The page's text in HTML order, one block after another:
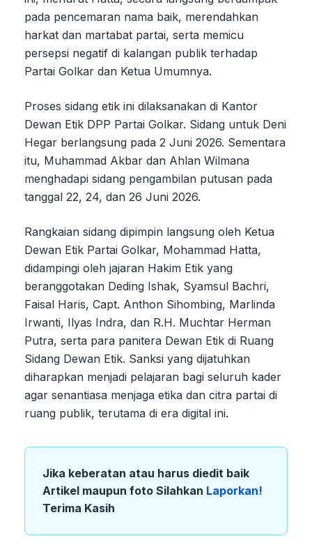
pada pencemaran nama baik, merendahkan
harkat dan martabat partai, serta memicu
persepsi negatif di kalangan publik terhadap
Partai Golkar dan Ketua Umumnya.
Proses sidang etik ini dilaksanakan di Kantor
Dewan Etik DPP Partai Golkar. Sidang untuk Deni
Hegar berlangsung pada 2 Juni 2026. Sementara
itu, Muhammad Akbar dan Ahlan Wilmana
menghadapi sidang pengambilan putusan pada
tanggal 22, 24, dan 26 Juni 2026.
Rangkaian sidang dipimpin langsung oleh Ketua
Dewan Etik Partai Golkar, Mohammad Hatta,
didampingi oleh jajaran Hakim Etik yang
beranggotakan Deding Ishak, Syamsul Bachri,
Faisal Haris, Capt. Anthon Sihombing, Marlinda
Irwanti, Ilyas Indra, dan R.H. Muchtar Herman
Putra, serta para panitera Dewan Etik di Ruang
Sidang Dewan Etik. Sanksi yang dijatuhkan
diharapkan menjadi pelajaran bagi seluruh kader
agar senantiasa menjaga etika dan citra partai di
ruang publik, terutama di era digital ini.
Jika keberatan atau harus diedit baik
Artikel maupun foto Silahkan Laporkan!
Terima Kasih